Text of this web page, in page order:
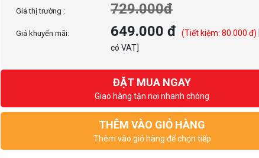
Giá thị trường : 729.000đ
Giá khuyến mãi: 649.000 đ (Tiết kiệm: 80.000 đ)
có VAT]
ĐẶT MUA NGAY
Giao hàng tận nơi nhanh chóng
THÊM VÀO GIỎ HÀNG
Thêm vào giỏ hàng để chọn tiếp